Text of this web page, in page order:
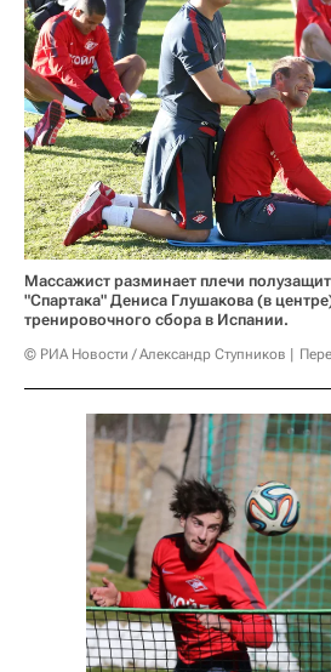
Массажист разминает плечи
"Спартака" Дениса Глушакова (в
тренировочного сбора в Испании.
© РИА Новости / Александр Ступников